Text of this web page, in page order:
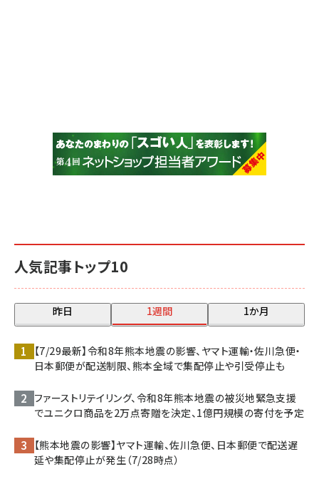
人気記事トップ10
昨日 1週間 1か月
【7/29最新】令和8年熊本地震の影響、ヤマト運輸・佐川急便・
日本郵便が配送制限、熊本全域で集配停止や引受停止も
ファーストリテイリング、令和8年熊本地震の被災地緊急支援
でユニクロ商品を2万点寄贈を決定、1億円規模の寄付を予定
【熊本地震の影響】ヤマト運輸、佐川急便、日本郵便で配送遅
延や集配停止が発生（7/28時点）